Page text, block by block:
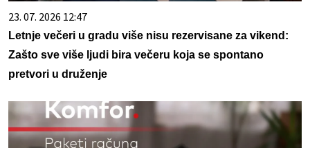
23. 07. 2026 12:47
Letnje večeri u gradu više nisu rezervisane za vikend:
Zašto sve više ljudi bira večeru koja se spontano
pretvori u druženje